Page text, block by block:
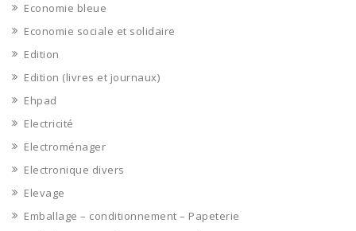
Economie bleue
Economie sociale et solidaire
Edition
Edition (livres et journaux)
Ehpad
Electricité
Electroménager
Electronique divers
Elevage
Emballage – conditionnement – Papeterie